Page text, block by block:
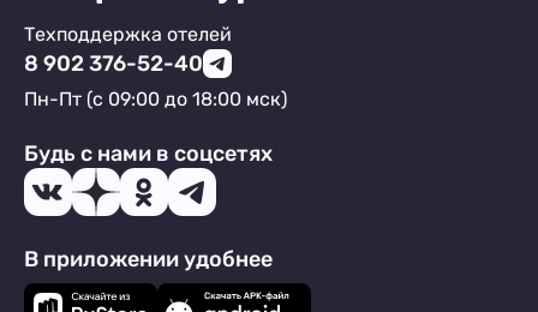
Техподдержка отелей
8 902 376-52-40
Пн-Пт (с 09:00 до 18:00 мск)
Будь с нами в соцсетях
В приложении удобнее